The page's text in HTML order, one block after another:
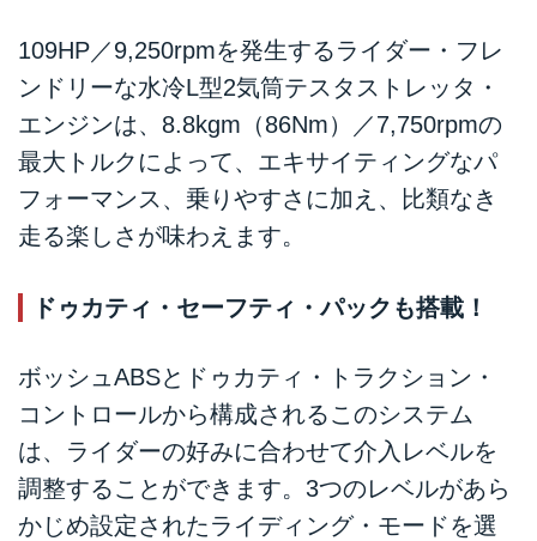
109HP／9,250rpmを発生するライダー・フレ
ンドリーな水冷L型2気筒テスタストレッタ・
エンジンは、8.8kgm（86Nm）／7,750rpmの
最大トルクによって、エキサイティングなパ
フォーマンス、乗りやすさに加え、比類なき
走る楽しさが味わえます。
ドゥカティ・セーフティ・パックも搭載！
ボッシュABSとドゥカティ・トラクション・
コントロールから構成されるこのシステム
は、ライダーの好みに合わせて介入レベルを
調整することができます。3つのレベルがあら
かじめ設定されたライディング・モードを選